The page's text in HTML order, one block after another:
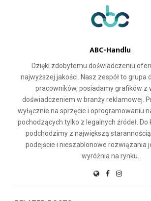
ABC-Handlu
Dzięki zdobytemu doświadczeniu
najwyższej jakości. Nasz zespół to grupa
pracowników, posiadamy grafików z
doświadczeniem w branży reklamowej.
wyłącznie na sprzęcie i oprogramowaniu
pochodzących tylko z legalnych źródeł.
podchodzimy z największą
podejście i nieszablonowe rozwiązania
wyróżnia na rynku.